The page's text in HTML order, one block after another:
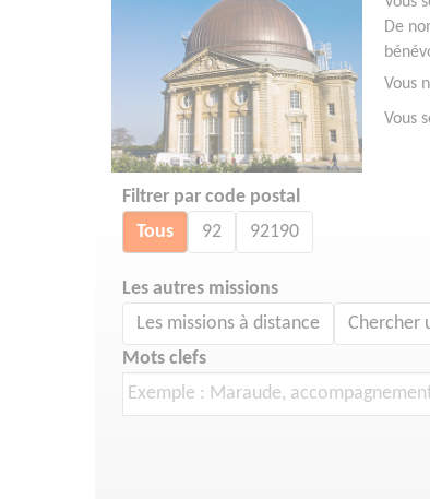
De
Vous
Vous
Filtrer par code postal
Tous 92 92190
Les autres missions
Les missions à distance Chercher
Mots clefs